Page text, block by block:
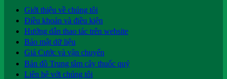
Giới thiệu về chúng tôi
Điều khoản và điều kiện
Hướng dẫn thao tác trên website
Bảo mật dữ liệu
Giá Cước và vận chuyển
Bản đồ Trung tâm cây thuốc quý
Liên hệ với chúng tôi